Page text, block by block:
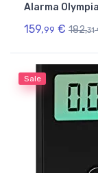
Alarma
159,99 € 182,31
Sale